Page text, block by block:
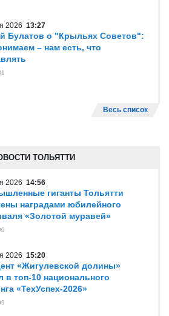
2026 13:27
Булатов о "Крыльях Советов":
– нам есть, что
Весь список
ТОЛЬЯТТИ
2026 14:56
гиганты Тольятти
наградами юбилейного
«Золотой муравей»
2026 15:20
«Жигулевской долины»
в топ-10 национального
«ТехУспех-2026»